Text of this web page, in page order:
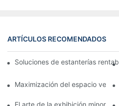
ARTÍCULOS RECOMENDADOS
Soluciones de estanterías
Maximización del espacio